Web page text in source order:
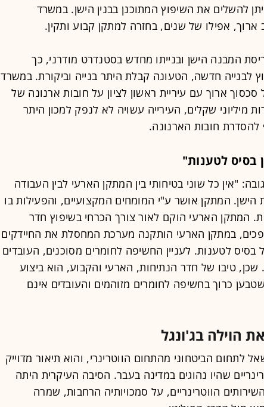
להשלים את השיפוץ המתוכנן בבנין הישן. במשרד
אפילו של שנים, בחזרה למתקן קבוע ותקין.
המבנה הישן ובנייתו מחדש בסטנדרט מודרני, כך
לבנייה חדשה, הטעונה קבלת היתר בנייה וביקורת. במשרד
ארוך עם עיריית ראשון לציון על חובות ארנונה של
מיליוני שקלים, העירייה עשויה לא לנפק למכון היתר
חובות הארנונה.
בסיס לטענות"
"אין כל שוני בטיחותי בין המתקן הארעי לבין העבודה
המתקן אושר ע"י המומחים המקצועיים, והפעילות בו
המתקן הארעי הוקם לאור צורך הכרחי בשיפוץ חדר
במתקן הארעי הותקנה מערכת המחסלת את החיידקים
בסיס לטענות. לעניין החשיפה לחומרים מסוכנים, העובדים
שכן, טיבו של חדר הנתיחות, הארעי והקבוע, הוא ביצוע
כרוך בחשיפה לחומרים מזוהמים והעובדים אינם
הוילה בג'ונגל
לתחום הביטחוני מהתחום הווטרינרי, והוא תיאור מדוייק
שהיו נהוגים במדינה בעבר. הסיבה העיקרית היתה
הווטרינריים, על סמכויותיה הרחבות, שמרה